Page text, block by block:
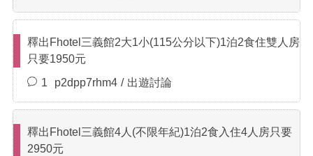
釋出Fhotel三義館2大1小(115公分以下)1泊2食住雙人房
只要1950元
1
p2dpp7rhm4 出遊討論
釋出Fhotel三義館4人(不限年紀)1泊2食入住4人房只要
2950元